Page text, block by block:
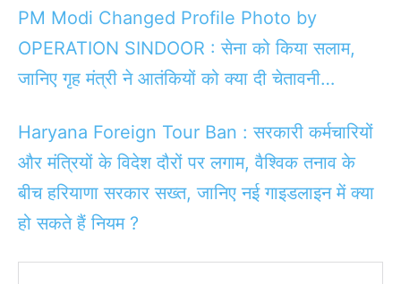
PM Modi Changed Profile Photo by
OPERATION SINDOOR : सेना को किया सलाम,
जानिए गृह मंत्री ने आतंकियों को क्या दी चेतावनी…
Haryana Foreign Tour Ban : सरकारी कर्मचारियों
और मंत्रियों के विदेश दौरों पर लगाम, वैश्विक तनाव के
बीच हरियाणा सरकार सख्त, जानिए नई गाइडलाइन में क्या
हो सकते हैं नियम ?